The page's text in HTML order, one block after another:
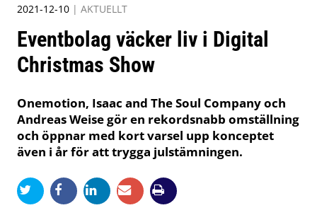
2021-12-10 | AKTUELLT
Eventbolag väcker liv i Digital
Christmas Show
Onemotion, Isaac and The Soul Company och
Andreas Weise gör en rekordsnabb omställning
och öppnar med kort varsel upp konceptet
även i år för att trygga julstämningen.